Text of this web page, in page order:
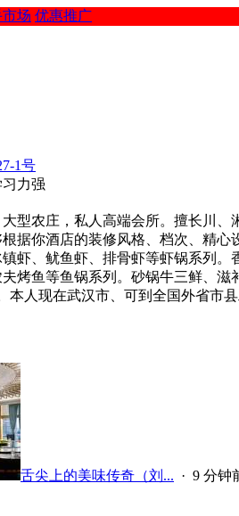
市场 优惠推广
1号
力强
型农庄，私人高端会所。擅长川
据你酒店的装修风格、档次、精
虾、鱿鱼虾、排骨虾等虾锅系列
烤鱼等鱼锅系列。砂锅牛三鲜、
人现在武汉市、可到全国外省市
舌尖上的美味传奇（刘... · 9 分钟